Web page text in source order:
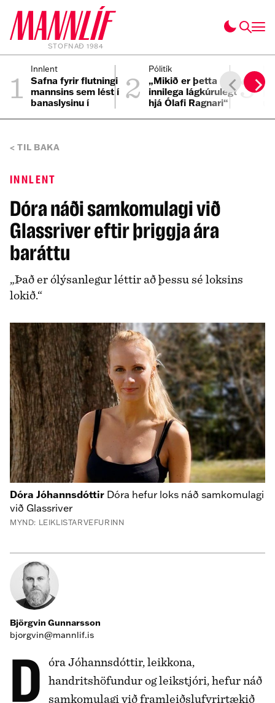
STOFNAÐ 1984
1 Innlent
Safna fyrir flutningi
mannsins sem lést í
banaslysinu í
2 Pólitík
„Mikið er þetta
innilega lágkúrulegt
hjá Ólafi Ragnari“
3
TIL BAKA
INNLENT
Dóra náði samkomulagi við
Glassriver eftir þriggja ára
baráttu
„Það er ólýsanlegur léttir að þessu sé loksins
lokið.“
Dóra Jóhannsdóttir Dóra hefur loks náð samkomulagi
við Glassriver
MYND: LEIKLISTARVEFURINN
Björgvin Gunnarsson
bjorgvin@mannlif.is
Dóra Jóhannsdóttir, leikkona, handritshöfundur og leikstjóri, hefur náð
samkomulagi við framleiðslufyrirtækið